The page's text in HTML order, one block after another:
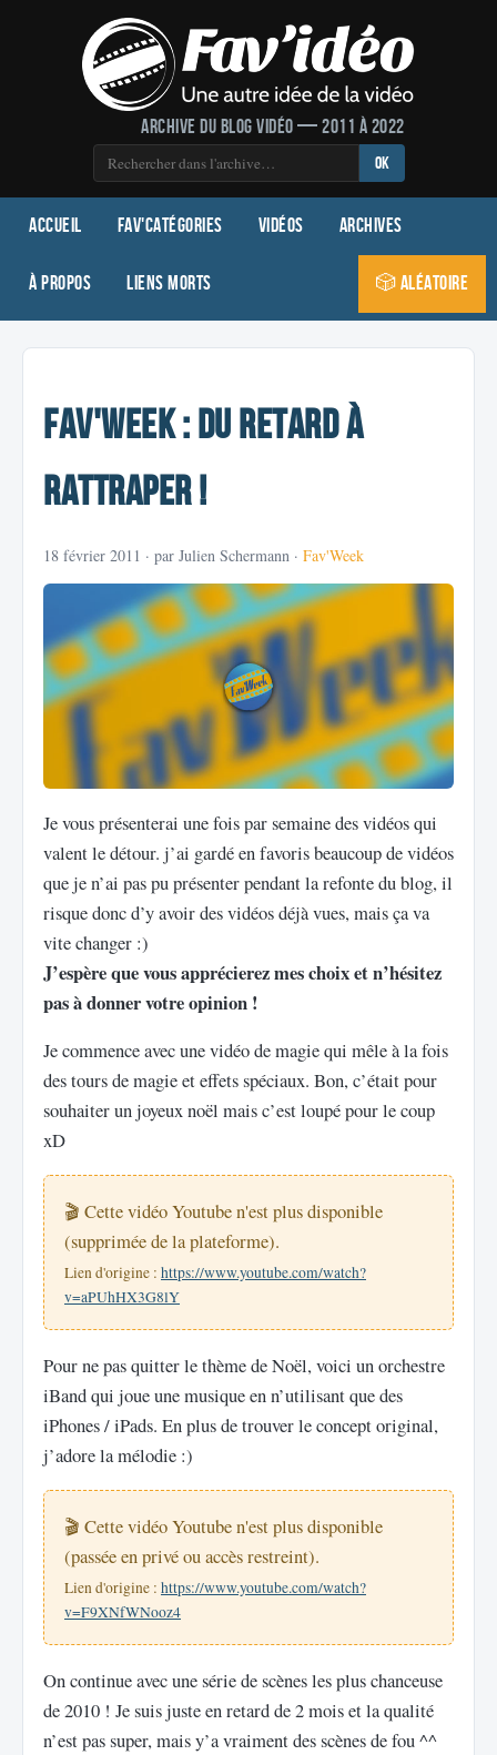
Archive du blog vidéo — 2011 à 2022
OK
Accueil Fav'Catégories Vidéos Archives
À propos Liens morts 🎲 Aléatoire
Fav'Week : du retard à
rattraper !
18 février 2011 · par Julien Schermann · Fav'Week
Je vous présenterai une fois par semaine des vidéos qui
valent le détour. j’ai gardé en favoris beaucoup de vidéos
que je n’ai pas pu présenter pendant la refonte du blog, il
risque donc d’y avoir des vidéos déjà vues, mais ça va
vite changer :)
J’espère que vous apprécierez mes choix et n’hésitez
pas à donner votre opinion !
Je commence avec une vidéo de magie qui mêle à la fois
des tours de magie et effets spéciaux. Bon, c’était pour
souhaiter un joyeux noël mais c’est loupé pour le coup
xD
🎬 Cette vidéo Youtube n'est plus disponible
(supprimée de la plateforme).
Lien d'origine : https://www.youtube.com/watch?
v=aPUhHX3G8lY
Pour ne pas quitter le thème de Noël, voici un orchestre
iBand qui joue une musique en n’utilisant que des
iPhones / iPads. En plus de trouver le concept original,
j’adore la mélodie :)
🎬 Cette vidéo Youtube n'est plus disponible
(passée en privé ou accès restreint).
Lien d'origine : https://www.youtube.com/watch?
v=F9XNfWNooz4
On continue avec une série de scènes les plus chanceuse
de 2010 ! Je suis juste en retard de 2 mois et la qualité
n’est pas super, mais y’a vraiment des scènes de fou ^^